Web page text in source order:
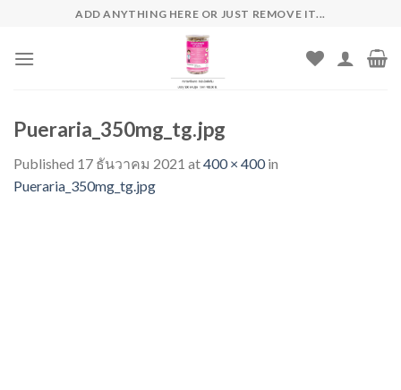
content
ADD ANYTHING HERE OR JUST REMOVE IT...
Pueraria_350mg_tg.jpg
Published 17 ธันวาคม 2021 at400 × 400in
Pueraria_350mg_tg.jpg